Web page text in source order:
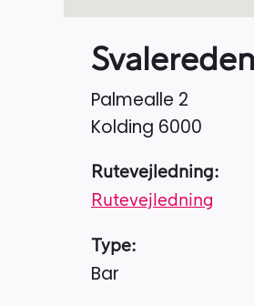
Svalereden
Palmealle 2
Kolding 6000
Rutevejledning:
Rutevejledning
Type:
Bar